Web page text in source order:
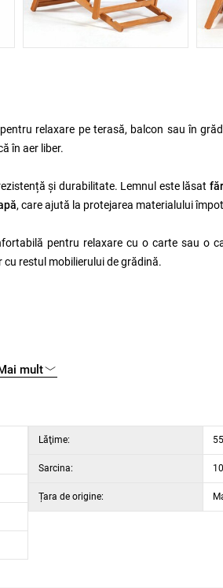
relaxare pe terasă, balcon sau în
în aer liber.
și durabilitate. Lemnul este lăsat
, care ajută la protejarea materialului
pentru relaxare cu o carte sau o
restul mobilierului de grădină.
mult
Lăţime:
Sarcina:
Țara de origine: